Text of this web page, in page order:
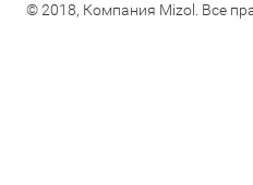
© 2018, Компания Mizol. Все